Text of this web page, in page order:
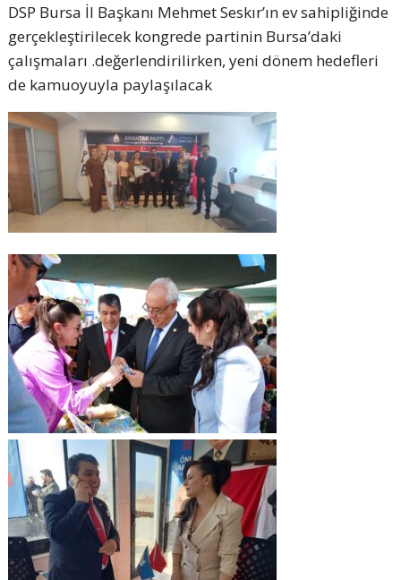
DSP Bursa İl Başkanı Mehmet Seskır’ın ev sahipliğinde
gerçekleştirilecek kongrede partinin Bursa’daki
çalışmaları .değerlendirilirken, yeni dönem hedefleri
de kamuoyuyla paylaşılacak